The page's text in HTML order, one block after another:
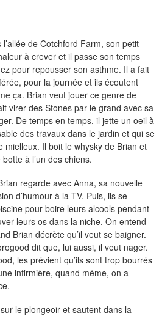
de Cotchford Farm, son petit
à crever et il passe son temps
pour repousser son asthme. Il a fait
pour la journée et ils écoutent
ça. Brian veut jouer ce genre de
virer des Stones par le grand avec sa
De temps en temps, il jette un oeil à
des travaux dans le jardin et qui se
mielleux. Il boit le whysky de Brian et
à l’un des chiens.
regarde avec Anna, sa nouvelle
d’humour à la TV. Puis, ils se
pour boire leurs alcools pendant
leurs os dans la niche. On entend
Brian décrète qu’il veut se baigner.
dit que, lui aussi, il veut nager.
les prévient qu’ils sont trop bourrés
infirmière, quand même, on a
le plongeoir et sautent dans la